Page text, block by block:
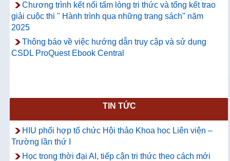
Chương trình kết nối tấm lòng tri thức và tổng kết trao
giải cuộc thi " Hành trình qua những trang sách" năm
2025
Thông báo về việc hướng dẫn truy cập và sử dụng
CSDL ProQuest Ebook Central
TIN TỨC
HIU phối hợp tổ chức Hội thảo Khoa học Liên viện –
Trường lần thứ I
Học trong thời đại AI, tiếp cận tri thức theo cách mới